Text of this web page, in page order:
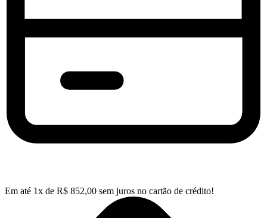
Em até 1x de R$ 852,00 sem juros no cartão de crédito!